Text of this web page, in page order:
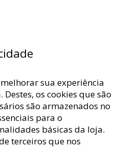
sua experiência
os cookies que são
são armazenados no
para o
básicas da loja.
terceiros que nos